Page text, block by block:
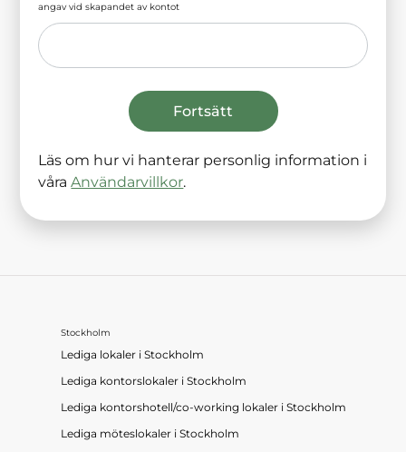
angav vid skapandet av kontot
Fortsätt
Läs om hur vi hanterar personlig information i
våra Användarvillkor.
Stockholm
Lediga lokaleri Stockholm
Lediga kontorslokaleri Stockholm
Lediga kontorshotell/co-working lokaleri Stockholm
Lediga möteslokaleri Stockholm